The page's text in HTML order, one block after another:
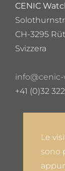
CENIC
CH-3295
Svizzera
+41 (0)32
Le
sono